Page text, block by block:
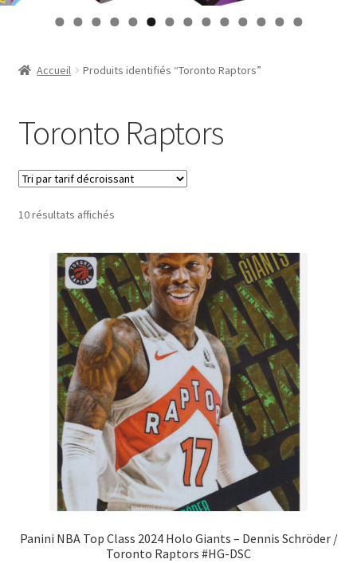
Contact
Mon compte
Panier
Validation de la commande
0 1 2 3 4
Accueil Produits identifiés “Toronto Raptors”
Toronto Raptors
10 résultats affichésTrié
décroissant
Panini NBA Top Class 2024 Holo Giants – Dennis Schröder /
Toronto Raptors #HG-DSC